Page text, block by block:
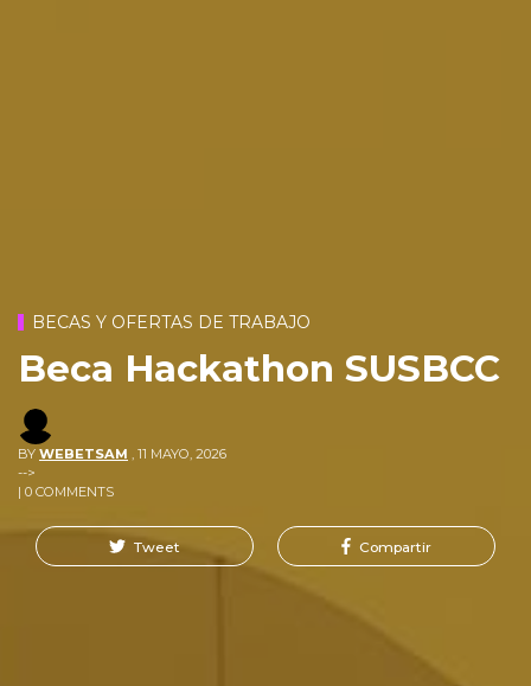
BECAS Y OFERTAS DE TRABAJO
Beca Hackathon SUSBCC
BY WEBETSAM , 11 MAYO, 2026
-->
| 0 COMMENTS
Tweet Compartir